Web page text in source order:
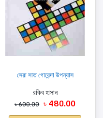
সেরা সাত গোয়েন্দা উপন্যাস
রকিব হাসান
৳ 600.00 ৳ 480.00